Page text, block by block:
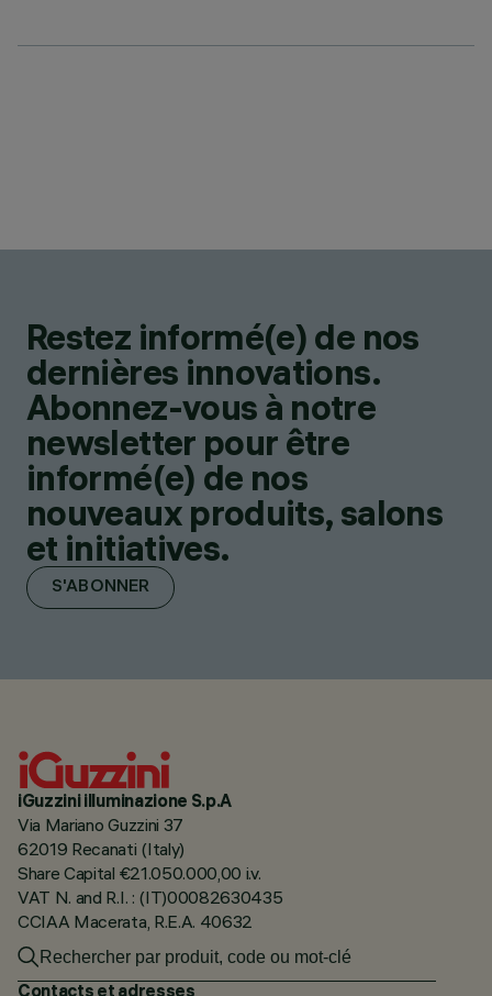
Restez informé(e) de nos
dernières innovations.
Abonnez-vous à notre
newsletter pour être
informé(e) de nos
nouveaux produits, salons
et initiatives.
S'ABONNER
iGuzzini illuminazione S.p.A
Via Mariano Guzzini 37
62019 Recanati (Italy)
Share Capital €21.050.000,00 i.v.
VAT N. and R.I. : (IT)00082630435
CCIAA Macerata, R.E.A. 40632
Contacts et adresses